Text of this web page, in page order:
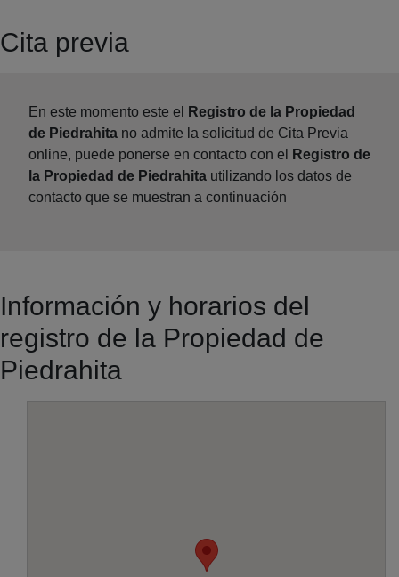
Cita previa
En este momento este el
Registro de la Propiedad
de Piedrahita no admite la solicitud de Cita Previa
online, puede ponerse en contacto con el
Registro de
la Propiedad de Piedrahita utilizando los datos de
contacto que se muestran a continuación
Información y horarios del
registro de la Propiedad de
Piedrahita